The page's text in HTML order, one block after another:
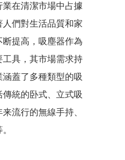
在清潔市場中占據
們對生活品質和家
断提高，吸塵器作為
工具，其市場需求持
蓋了多種類型的吸
統的卧式、立式吸
流行的無線手持、